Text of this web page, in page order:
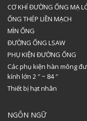
CƠ KHÍ ĐƯỜNG ỐNG MẠ
ỐNG THÉP LIỀN MẠCH
MÌN ỐNG
ĐƯỜNG ỐNG LSAW
PHỤ KIỆN ĐƯỜNG ỐNG
Các phụ kiện hàn mông
kính lớn 2 ″ ~ 84 ″
Thiết bị hạt nhân
NGÔN NGỮ